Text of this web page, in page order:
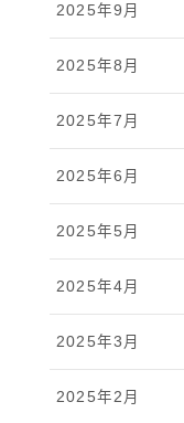
2025年9月
2025年8月
2025年7月
2025年6月
2025年5月
2025年4月
2025年3月
2025年2月